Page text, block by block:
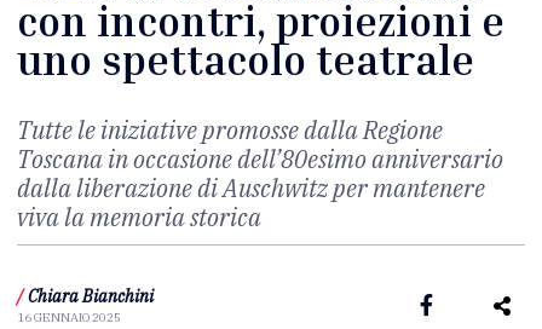
con incontri, proiezioni e
uno spettacolo teatrale
Tutte le iniziative promosse dalla Regione
Toscana in occasione dell’80esimo anniversario
dalla liberazione di Auschwitz per mantenere
viva la memoria storica
/ Chiara Bianchini
16 GENNAIO 2025